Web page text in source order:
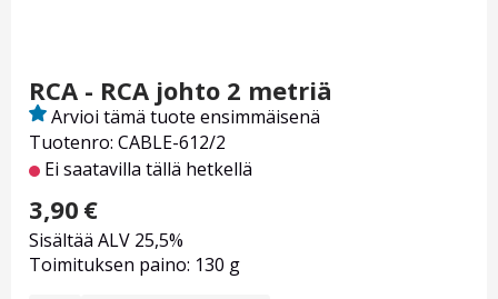
RCA - RCA johto 2 metriä
Tuotenro: CABLE-612/2
Arvioi tämä tuote ensimmäisenä
Ei saatavilla tällä hetkellä
3,90 €
Sisältää ALV 25,5%
Toimituksen paino: 130 g